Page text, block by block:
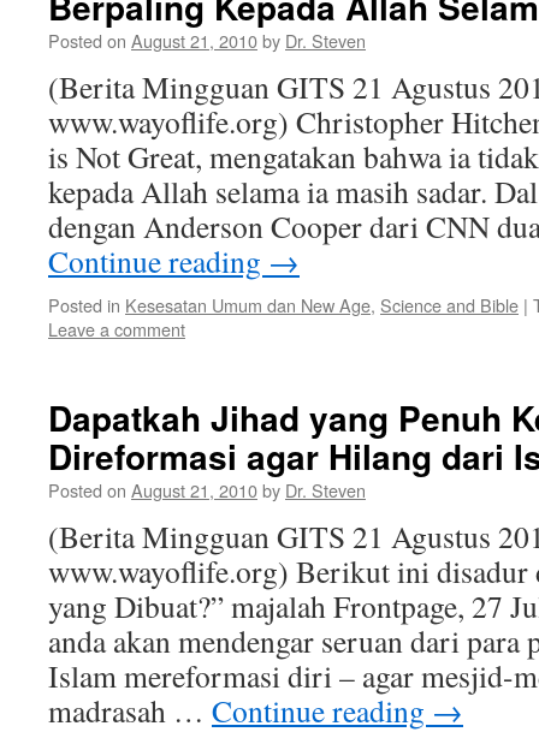
Posted on August 21, 2010by Dr. Steven
(Berita Mingguan GITS 21 Agustus
www.wayoflife.org) Christopher
is Not Great, mengatakan bahwa ia
kepada Allah selama ia masih sadar.
dengan Anderson Cooper dari CNN
Continue reading →
Posted in Kesesatan Umum dan New Age, Science and Bible |
Leave a comment
Dapatkah Jihad yang Penuh
Direformasi agar Hilang dari
Posted on August 21, 2010by Dr. Steven
(Berita Mingguan GITS 21 Agustus
www.wayoflife.org) Berikut ini disadur
yang Dibuat?” majalah Frontpage, 27
anda akan mendengar seruan dari
Islam mereformasi diri – agar mesjid-
madrasah … Continue reading →